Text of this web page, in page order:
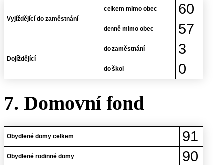
Vyjíždějící do zaměstnání
celkem mimo obec 60
denně mimo obec 57
Dojíždějící
do zaměstnání 3
do škol 0
7. Domovní fond
Obydlené domy celkem 91
Obydlené rodinné domy 90